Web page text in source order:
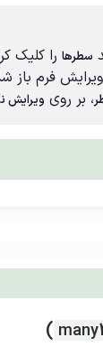
سطرها را کلیک
ویرایش فرم
، بر روی ویرایش
)